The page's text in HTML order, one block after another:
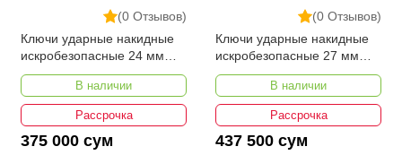
(0 Отзывов)
Ключи ударные накидные
искробезопасные 24 мм
YATO YT-67853
В наличии
Рассрочка
375 000 сум
(0 Отзывов)
Ключи ударные накидные
искробезопасные 27 мм
YATO YT-67854
В наличии
Рассрочка
437 500 сум